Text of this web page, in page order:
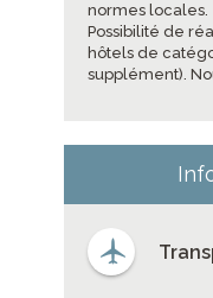
normes locales.
Possibilité de
hôtels de
supplément).